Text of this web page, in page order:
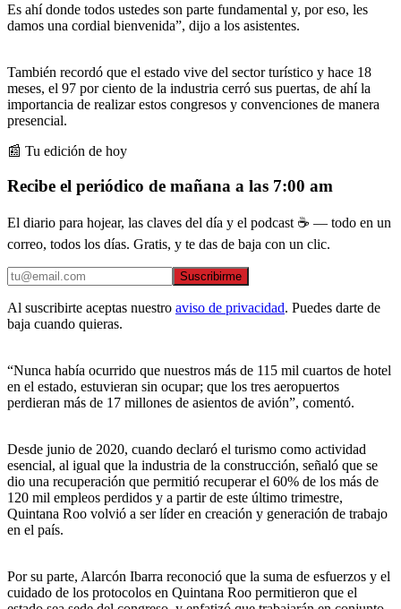
Es ahí donde todos ustedes son parte fundamental y, por eso, les
damos una cordial bienvenida”, dijo a los asistentes.
También recordó que el estado vive del sector turístico y hace 18
meses, el 97 por ciento de la industria cerró sus puertas, de ahí la
importancia de realizar estos congresos y convenciones de manera
presencial.
📰 Tu edición de hoy
Recibe el periódico de mañana a las 7:00 am
El diario para hojear, las claves del día y el podcast ☕ — todo en un
correo, todos los días. Gratis, y te das de baja con un clic.
Suscribirme
Al suscribirte aceptas nuestro aviso de privacidad. Puedes darte de
baja cuando quieras.
“Nunca había ocurrido que nuestros más de 115 mil cuartos de hotel
en el estado, estuvieran sin ocupar; que los tres aeropuertos
perdieran más de 17 millones de asientos de avión”, comentó.
Desde junio de 2020, cuando declaró el turismo como actividad
esencial, al igual que la industria de la construcción, señaló que se
dio una recuperación que permitió recuperar el 60% de los más de
120 mil empleos perdidos y a partir de este último trimestre,
Quintana Roo volvió a ser líder en creación y generación de trabajo
en el país.
Por su parte, Alarcón Ibarra reconoció que la suma de esfuerzos y el
cuidado de los protocolos en Quintana Roo permitieron que el